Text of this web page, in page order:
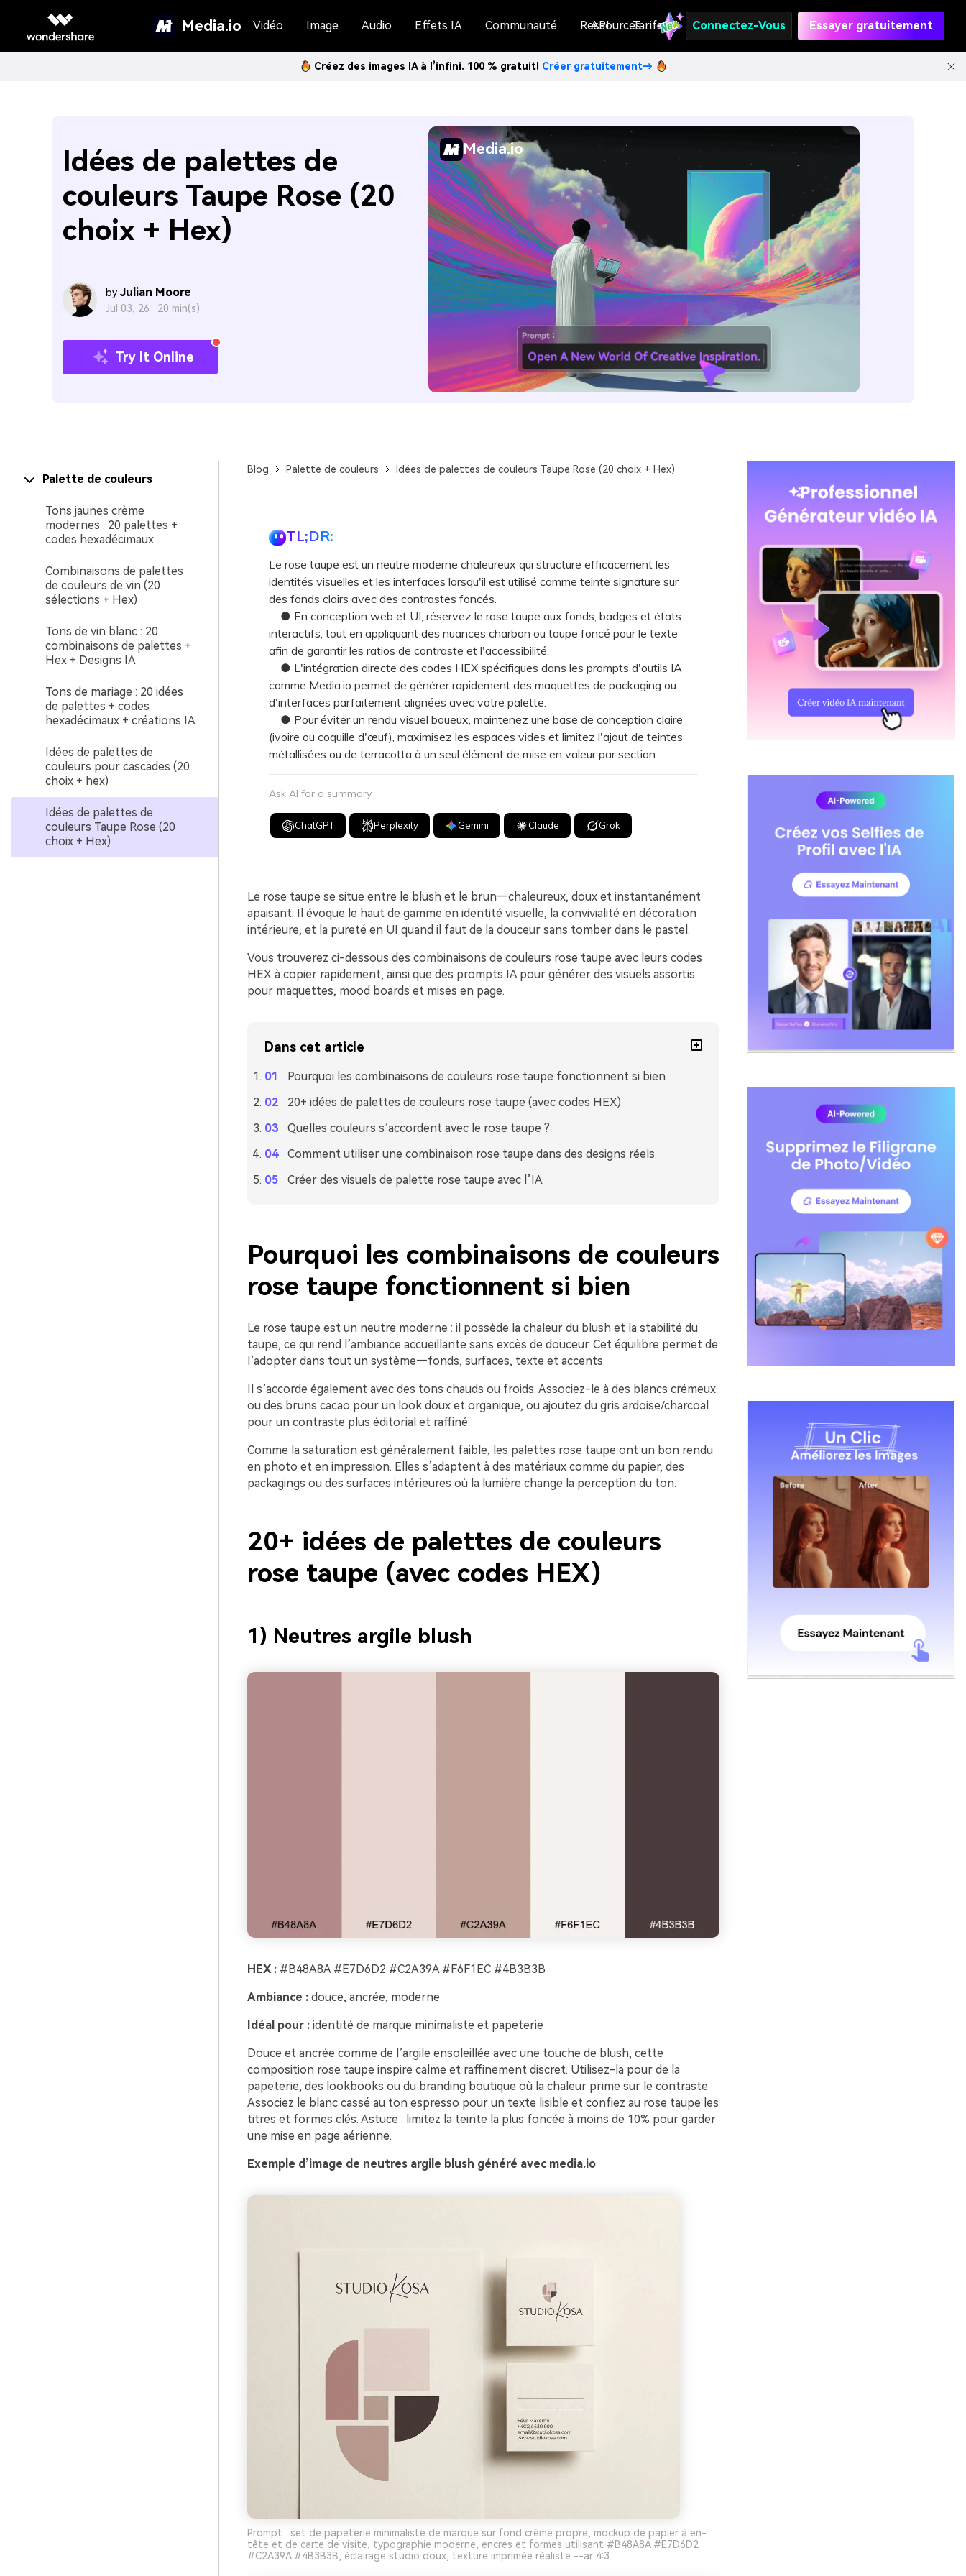
Media.io Vidéo Image Audio Effets IA Communauté Ressources
API Tarifs Connectez-Vous Essayer gratuitement
Créez des images IA à l’infini. 100 % gratuit! Créer gratuitement→
Idées de palettes de
couleurs Taupe Rose (20
choix + Hex)
by Julian Moore
Jul 03, 26 · 20 min(s)
Try It Online
Media.io
Palette de couleurs
Tons jaunes crème
modernes : 20 palettes +
codes hexadécimaux
Combinaisons de palettes
de couleurs de vin (20
sélections + Hex)
Tons de vin blanc : 20
combinaisons de palettes +
Hex + Designs IA
Tons de mariage : 20 idées
de palettes + codes
hexadécimaux + créations IA
Idées de palettes de
couleurs pour cascades (20
choix + hex)
Idées de palettes de
couleurs Taupe Rose (20
choix + Hex)
Blog Palette de couleurs Idées de palettes de couleurs Taupe Rose (20 choix + Hex)
TL;DR:
Le rose taupe est un neutre moderne chaleureux qui structure efficacement les
identités visuelles et les interfaces lorsqu'il est utilisé comme teinte signature sur
des fonds clairs avec des contrastes foncés.
● En conception web et UI, réservez le rose taupe aux fonds, badges et états
interactifs, tout en appliquant des nuances charbon ou taupe foncé pour le texte
afin de garantir les ratios de contraste et l'accessibilité.
● L'intégration directe des codes HEX spécifiques dans les prompts d'outils IA
comme Media.io permet de générer rapidement des maquettes de packaging ou
d'interfaces parfaitement alignées avec votre palette.
● Pour éviter un rendu visuel boueux, maintenez une base de conception claire
(ivoire ou coquille d'œuf), maximisez les espaces vides et limitez l'ajout de teintes
métallisées ou de terracotta à un seul élément de mise en valeur par section.
Ask AI for a summary
ChatGPT Perplexity Gemini Claude Grok
Le rose taupe se situe entre le blush et le brun—chaleureux, doux et instantanément
apaisant. Il évoque le haut de gamme en identité visuelle, la convivialité en décoration
intérieure, et la pureté en UI quand il faut de la douceur sans tomber dans le pastel.
Vous trouverez ci-dessous des combinaisons de couleurs rose taupe avec leurs codes
HEX à copier rapidement, ainsi que des prompts IA pour générer des visuels assortis
pour maquettes, mood boards et mises en page.
Dans cet article
Pourquoi les combinaisons de couleurs rose taupe fonctionnent si bien
20+ idées de palettes de couleurs rose taupe (avec codes HEX)
Quelles couleurs s’accordent avec le rose taupe ?
Comment utiliser une combinaison rose taupe dans des designs réels
Créer des visuels de palette rose taupe avec l’IA
Pourquoi les combinaisons de couleurs
rose taupe fonctionnent si bien
Le rose taupe est un neutre moderne : il possède la chaleur du blush et la stabilité du
taupe, ce qui rend l’ambiance accueillante sans excès de douceur. Cet équilibre permet de
l’adopter dans tout un système—fonds, surfaces, texte et accents.
Il s’accorde également avec des tons chauds ou froids. Associez-le à des blancs crémeux
ou des bruns cacao pour un look doux et organique, ou ajoutez du gris ardoise/charcoal
pour un contraste plus éditorial et raffiné.
Comme la saturation est généralement faible, les palettes rose taupe ont un bon rendu
en photo et en impression. Elles s’adaptent à des matériaux comme du papier, des
packagings ou des surfaces intérieures où la lumière change la perception du ton.
20+ idées de palettes de couleurs
rose taupe (avec codes HEX)
1) Neutres argile blush
HEX :#B48A8A #E7D6D2 #C2A39A #F6F1EC #4B3B3B
Ambiance :douce, ancrée, moderne
Idéal pour :identité de marque minimaliste et papeterie
Douce et ancrée comme de l’argile ensoleillée avec une touche de blush, cette
composition rose taupe inspire calme et raffinement discret. Utilisez-la pour de la
papeterie, des lookbooks ou du branding boutique où la chaleur prime sur le contraste.
Associez le blanc cassé au ton espresso pour un texte lisible et confiez au rose taupe les
titres et formes clés. Astuce : limitez la teinte la plus foncée à moins de 10% pour garder
une mise en page aérienne.
Exemple d’image de neutres argile blush généré avec media.io
Prompt : set de papeterie minimaliste de marque sur fond crème propre, mockup de papier à en-
tête et de carte de visite, typographie moderne, encres et formes utilisant #B48A8A #E7D6D2
#C2A39A #4B3B3B, éclairage studio doux, texture imprimée réaliste --ar 4:3